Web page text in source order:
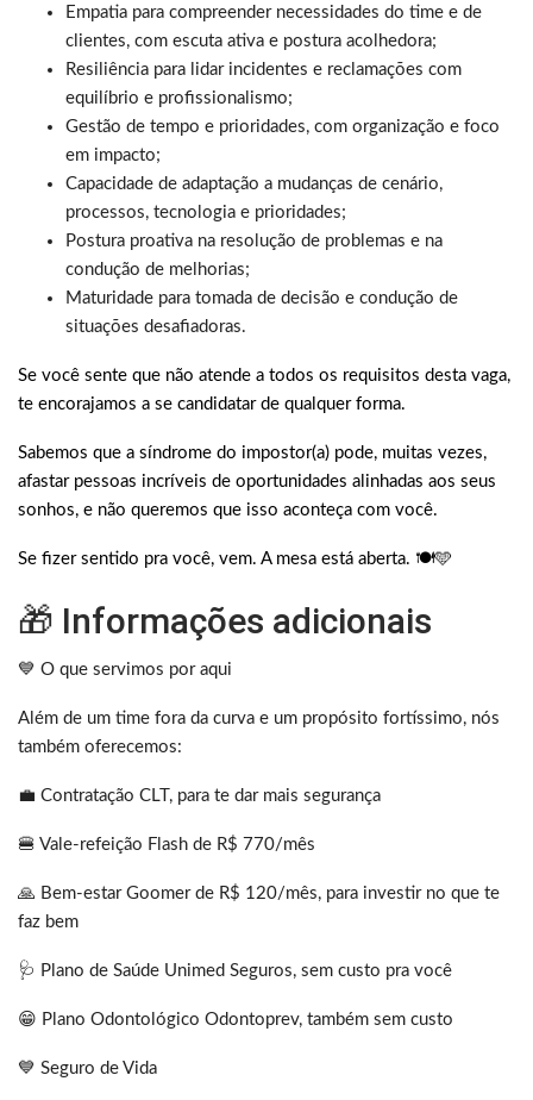
Empatia para compreender necessidades do time e de
clientes, com escuta ativa e postura acolhedora;
Resiliência para lidar incidentes e reclamações com
equilíbrio e profissionalismo;
Gestão de tempo e prioridades, com organização e foco
em impacto;
Capacidade de adaptação a mudanças de cenário,
processos, tecnologia e prioridades;
Postura proativa na resolução de problemas e na
condução de melhorias;
Maturidade para tomada de decisão e condução de
situações desafiadoras.
Se você sente que não atende a todos os requisitos desta vaga,
te encorajamos a se candidatar de qualquer forma.
Sabemos que a síndrome do impostor(a) pode, muitas vezes,
afastar pessoas incríveis de oportunidades alinhadas aos seus
sonhos, e não queremos que isso aconteça com você.
Se fizer sentido pra você, vem. A mesa está aberta. 🍽️🩵
🎁 Informações adicionais
💙 O que servimos por aqui
Além de um time fora da curva e um propósito fortíssimo, nós
também oferecemos:
💼 Contratação CLT, para te dar mais segurança
🍔 Vale-refeição Flash de R$ 770/mês
🙏 Bem-estar Goomer de R$ 120/mês, para investir no que te
faz bem
🩺 Plano de Saúde Unimed Seguros, sem custo pra você
😁 Plano Odontológico Odontoprev, também sem custo
💙 Seguro de Vida